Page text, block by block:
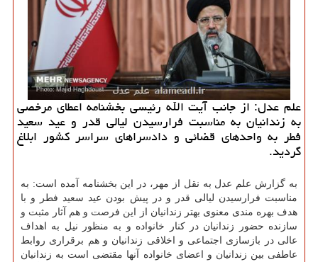
علم عدل: از جانب آیت الله رئیسی بخشنامه اعطای مرخصی
به زندانیان به مناسبت فرارسیدن لیالی قدر و عید سعید
فطر به واحدهای قضائی و دادسراهای سراسر كشور ابلاغ
گردید.
به گزارش علم عدل به نقل از مهر، در این بخشنامه آمده است: به
مناسبت فرارسیدن لیالی قدر و در پیش بودن عید سعید فطر و با
هدف بهره مندی معنوی بهتر زندانیان از این فرصت و هم آثار مثبت و
سازنده حضور زندانیان در كنار خانواده و به منظور نیل به اهداف
عالی در بازسازی اجتماعی و اخلاقی زندانیان و هم برقراری روابط
عاطفی بین زندانیان و اعضای خانواده آنها مقتضی است به زندانیان